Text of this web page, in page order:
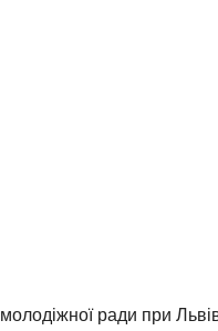
ради при